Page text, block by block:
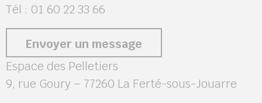
Tél : 01 60 22 33 66
Envoyer un message
Espace des Pelletiers
9, rue Goury – 77260 La Ferté-sous-Jouarre